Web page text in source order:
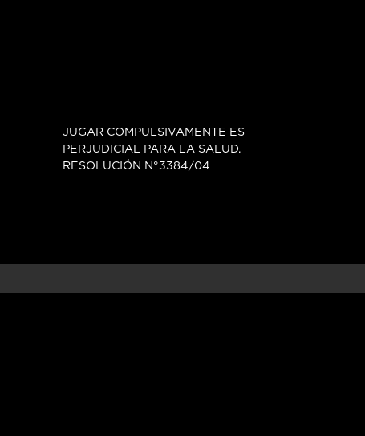
JUGAR COMPULSIVAMENTE ES
PERJUDICIAL PARA LA SALUD.
RESOLUCIÓN N°3384/04